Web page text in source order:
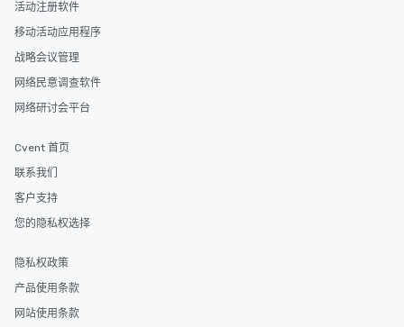
活动注册软件
移动活动应用程序
战略会议管理
网络民意调查软件
网络研讨会平台
Cvent 首页
联系我们
客户支持
您的隐私权选择
隐私权政策
产品使用条款
网站使用条款